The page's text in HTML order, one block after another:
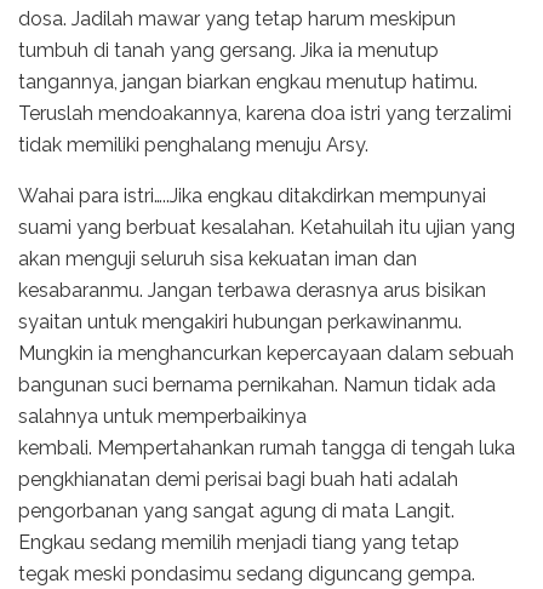
dosa. Jadilah mawar yang tetap harum meskipun
tumbuh di tanah yang gersang. Jika ia menutup
tangannya, jangan biarkan engkau menutup hatimu.
Teruslah mendoakannya, karena doa istri yang terzalimi
tidak memiliki penghalang menuju Arsy.
Wahai para istri…..Jika engkau ditakdirkan mempunyai
suami yang berbuat kesalahan. Ketahuilah itu ujian yang
akan menguji seluruh sisa kekuatan iman dan
kesabaranmu. Jangan terbawa derasnya arus bisikan
syaitan untuk mengakiri hubungan perkawinanmu.
Mungkin ia menghancurkan kepercayaan dalam sebuah
bangunan suci bernama pernikahan. Namun tidak ada
salahnya untuk memperbaikinya
kembali. Mempertahankan rumah tangga di tengah luka
pengkhianatan demi perisai bagi buah hati adalah
pengorbanan yang sangat agung di mata Langit.
Engkau sedang memilih menjadi tiang yang tetap
tegak meski pondasimu sedang diguncang gempa.